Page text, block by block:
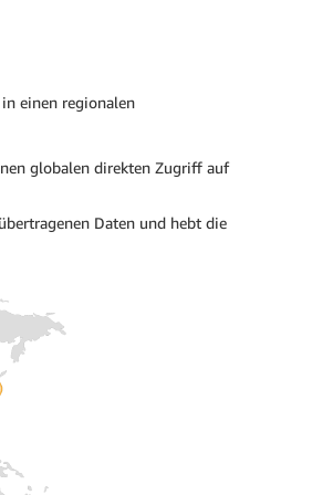
einen regionalen
globalen direkten Zugriff auf
Daten und hebt die